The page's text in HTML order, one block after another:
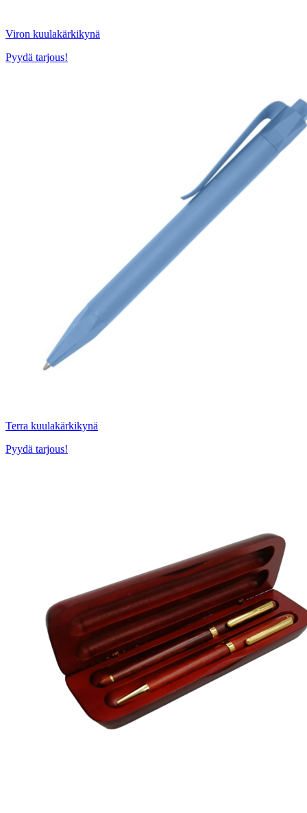
Viron kuulakärkikynä
Pyydä tarjous!
Terra kuulakärkikynä
Pyydä tarjous!